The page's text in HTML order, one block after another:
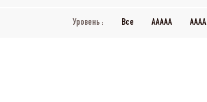
Уровень : Все AAAAA AAAA